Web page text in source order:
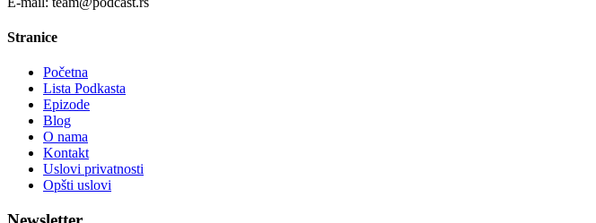
Stranice
Početna
Lista Podkasta
Epizode
Blog
O nama
Kontakt
Uslovi privatnosti
Opšti uslovi